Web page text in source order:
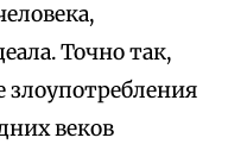
Точно так,
веков